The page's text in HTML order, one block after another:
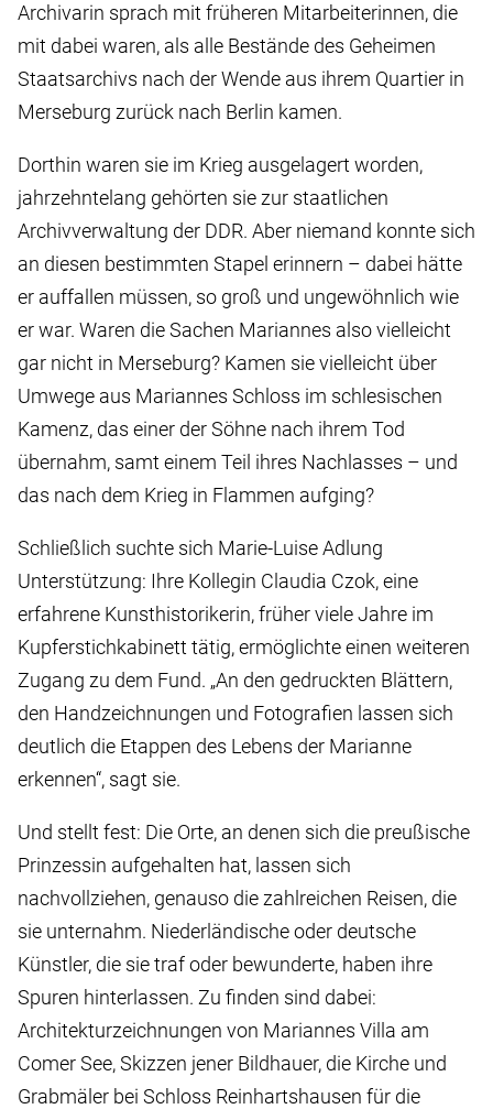
Archivarin sprach mit früheren Mitarbeiterinnen, die
mit dabei waren, als alle Bestände des Geheimen
Staatsarchivs nach der Wende aus ihrem Quartier in
Merseburg zurück nach Berlin kamen.
Dorthin waren sie im Krieg ausgelagert worden,
jahrzehntelang gehörten sie zur staatlichen
Archivverwaltung der DDR. Aber niemand konnte sich
an diesen bestimmten Stapel erinnern – dabei hätte
er auffallen müssen, so groß und ungewöhnlich wie
er war. Waren die Sachen Mariannes also vielleicht
gar nicht in Merseburg? Kamen sie vielleicht über
Umwege aus Mariannes Schloss im schlesischen
Kamenz, das einer der Söhne nach ihrem Tod
übernahm, samt einem Teil ihres Nachlasses – und
das nach dem Krieg in Flammen aufging?
Schließlich suchte sich Marie-Luise Adlung
Unterstützung: Ihre Kollegin Claudia Czok, eine
erfahrene Kunsthistorikerin, früher viele Jahre im
Kupferstichkabinett tätig, ermöglichte einen weiteren
Zugang zu dem Fund. „An den gedruckten Blättern,
den Handzeichnungen und Fotografien lassen sich
deutlich die Etappen des Lebens der Marianne
erkennen“, sagt sie.
Und stellt fest: Die Orte, an denen sich die preußische
Prinzessin aufgehalten hat, lassen sich
nachvollziehen, genauso die zahlreichen Reisen, die
sie unternahm. Niederländische oder deutsche
Künstler, die sie traf oder bewunderte, haben ihre
Spuren hinterlassen. Zu finden sind dabei:
Architekturzeichnungen von Mariannes Villa am
Comer See, Skizzen jener Bildhauer, die Kirche und
Grabmäler bei Schloss Reinhartshausen für die